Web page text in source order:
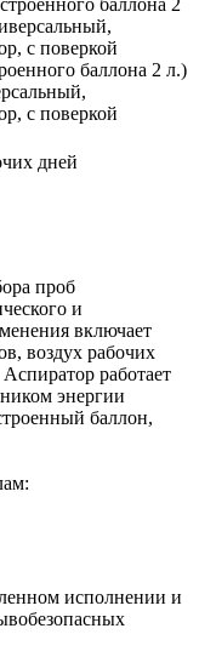
баллона 2 л.)
с поверкой
дней
проб
и
включает
воздух рабочих
работает
энергии
баллон,
исполнении и